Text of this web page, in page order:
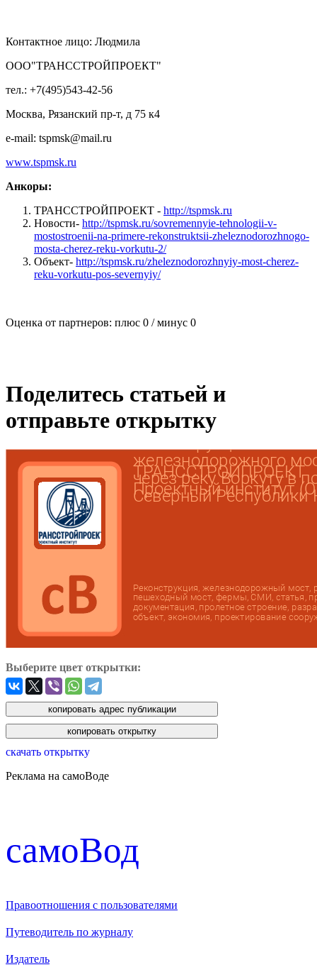
Контактное лицо: Людмила
ООО"ТРАНССТРОЙПРОЕКТ"
тел.: +7(495)543-42-56
Москва, Рязанский пр-т, д 75 к4
e-mail: tspmsk@mail.ru
www.tspmsk.ru
Анкоры:
ТРАНССТРОЙПРОЕКТ - http://tspmsk.ru
Новости- http://tspmsk.ru/sovremennyie-tehnologii-v-
mostostroenii-na-primere-rekonstruktsii-zheleznodorozhnogo-
mosta-cherez-reku-vorkutu-2/
Объект- http://tspmsk.ru/zheleznodorozhnyiy-most-cherez-
reku-vorkutu-pos-severnyiy/
Оценка от партнеров: плюс 0 / минус 0
Поделитесь статьей и
отправьте открытку
Выберите цвет открытки:
скачать открытку
Реклама на самоВоде
cамоВод
Правоотношения с пользователями
Путеводитель по журналу
Издатель